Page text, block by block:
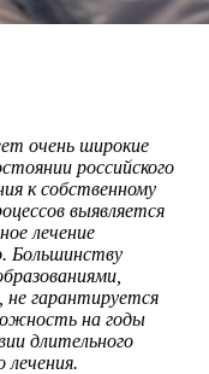
очень широкие
российского
к собственному
выявляется
лечение
Большинству
гарантируется
на годы
длительного
лечения.